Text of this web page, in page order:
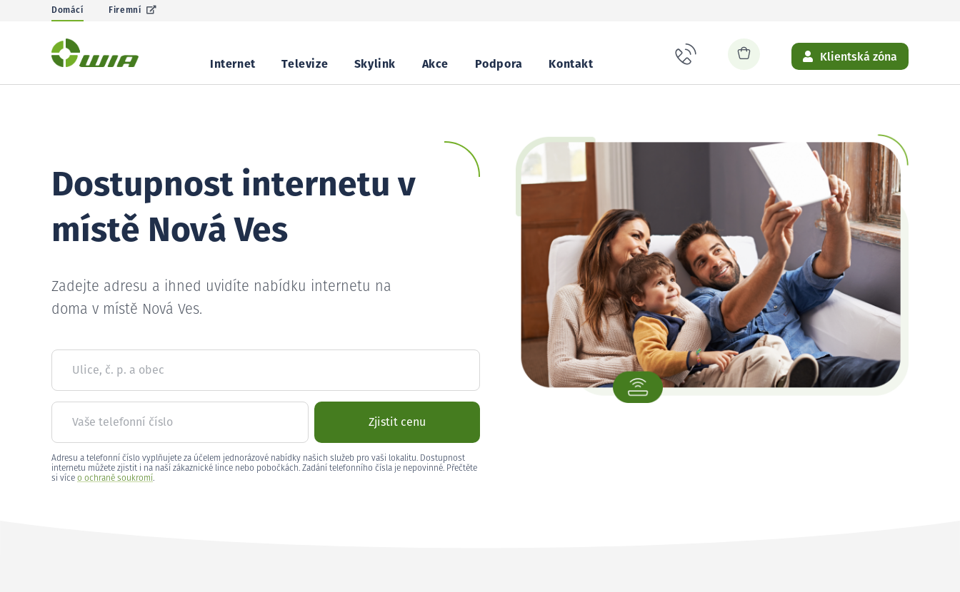
Domácí Firemní
Internet Televize Skylink Akce Podpora Kontakt
Klientská zóna
Dostupnost internetu v
místě Nová Ves
Zadejte adresu a ihned uvidíte nabídku internetu na
doma v místě Nová Ves.
Ulice, č. p. a obec
Vaše telefonní číslo Zjistit cenu
Adresu a telefonní číslo vyplňujete za účelem jednorázové nabídky našich služeb pro vaši lokalitu. Dostupnost
internetu můžete zjistit i na naší zákaznické lince nebo pobočkách. Zadání telefonního čísla je nepovinné. Přečtěte
si více o ochraně soukromí.